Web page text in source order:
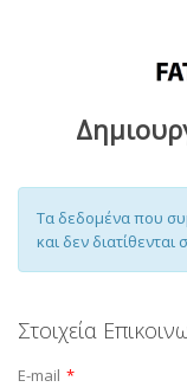
Τα δεδομένα που
και δεν διατίθενται
Στοιχεία
E-mail *